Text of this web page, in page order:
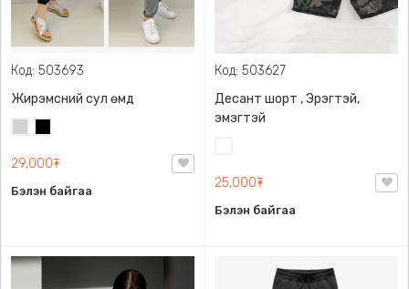
Код: 503693
Жирэмсний сул өмд
29,000₮
Бэлэн байгаа
Код: 503627
Десант шорт , Эрэгтэй,
эмэгтэй
25,000₮
Бэлэн байгаа